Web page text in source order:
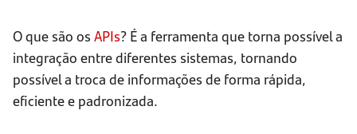
O que são os APIs? É a ferramenta que torna possível a
integração entre diferentes sistemas, tornando
possível a troca de informações de forma rápida,
eficiente e padronizada.